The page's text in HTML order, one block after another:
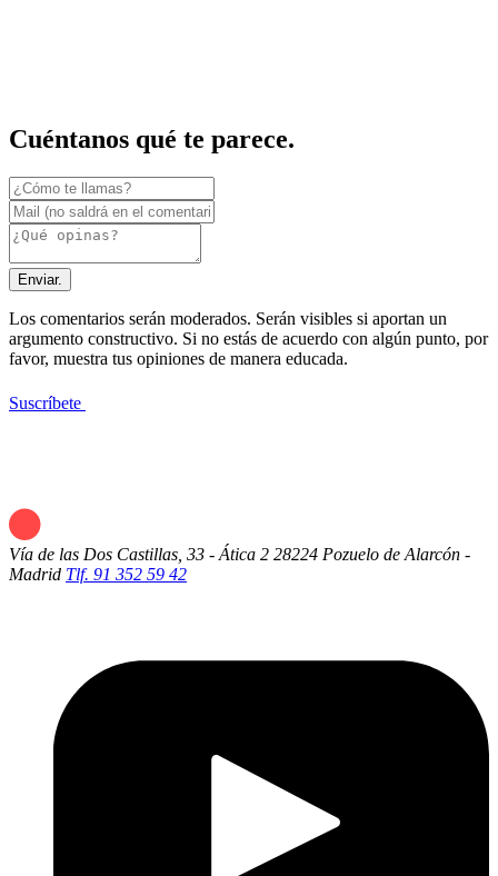
Cuéntanos qué te parece.
Enviar.
Los comentarios serán moderados. Serán visibles si aportan un
argumento constructivo. Si no estás de acuerdo con algún punto, por
favor, muestra tus opiniones de manera educada.
Suscríbete
Vía de las Dos Castillas, 33 - Ática 2 28224 Pozuelo de Alarcón -
Madrid Tlf. 91 352 59 42